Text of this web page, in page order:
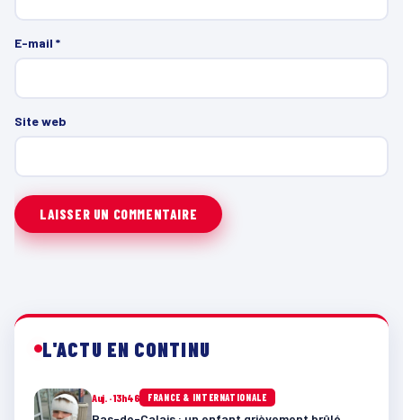
E-mail *
Site web
L'ACTU EN CONTINU
Auj. · 13h46 FRANCE & INTERNATIONALE